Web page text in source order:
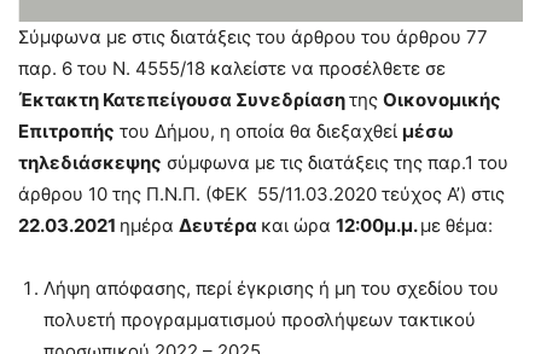
Σύμφωνα με στις διατάξεις του άρθρου του άρθρου 77
παρ. 6 του Ν. 4555/18 καλείστε να προσέλθετε σε
Έκτακτη Κατεπείγουσα Συνεδρίασητης Οικονομικής
Επιτροπής του Δήμου, η οποία θα διεξαχθεί μέσω
τηλεδιάσκεψης σύμφωνα με τις διατάξεις της παρ.1 του
άρθρου 10 της Π.Ν.Π. (ΦΕΚ 55/11.03.2020 τεύχος Α’) στις
22.03.2021 ημέρα Δευτέρα και ώρα 12:00μ.μ.με θέμα:
Λήψη απόφασης, περί έγκρισης ή μη του σχεδίου του
πολυετή προγραμματισμού προσλήψεων τακτικού